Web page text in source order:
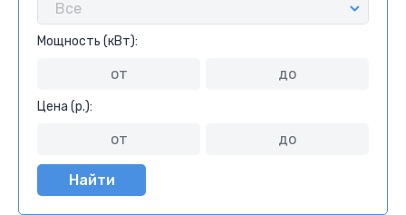
Мощность (кВт):
Цена (р.):
Найти